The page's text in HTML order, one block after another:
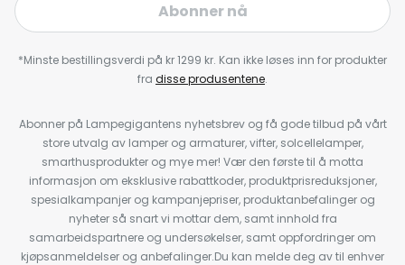
Abonner nå
*Minste bestillingsverdi på kr 1299 kr. Kan ikke løses inn for produkter
fra disse produsentene.
Abonner på Lampegigantens nyhetsbrev og få gode tilbud på vårt
store utvalg av lamper og armaturer, vifter, solcellelamper,
smarthusprodukter og mye mer! Vær den første til å motta
informasjon om eksklusive rabattkoder, produktprisreduksjoner,
spesialkampanjer og kampanjepriser, produktanbefalinger og
nyheter så snart vi mottar dem, samt innhold fra
samarbeidspartnere og undersøkelser, samt oppfordringer om
kjøpsanmeldelser og anbefalinger.Du kan melde deg av til enhver